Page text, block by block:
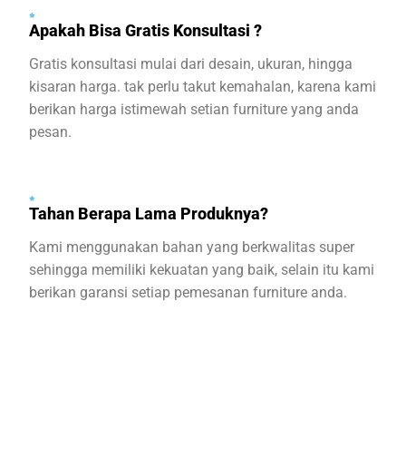
Apakah Bisa Gratis Konsultasi ?
Gratis konsultasi mulai dari desain, ukuran, hingga
kisaran harga. tak perlu takut kemahalan, karena kami
berikan harga istimewah setian furniture yang anda
pesan.
Tahan Berapa Lama Produknya?
Kami menggunakan bahan yang berkwalitas super
sehingga memiliki kekuatan yang baik, selain itu kami
berikan garansi setiap pemesanan furniture anda.